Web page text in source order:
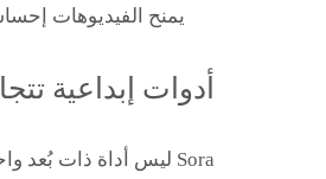
يمنح الفيديوهات
أدوات إبداعية
Sora ليس أداة ذات بُعد واحد، بل هو استوديو متكامل في جيبك: